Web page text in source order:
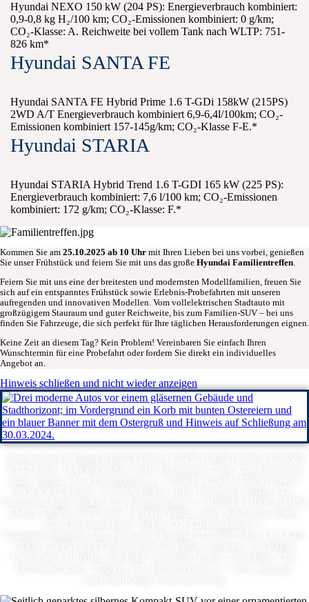
Hyundai NEXO 150 kW (204 PS): Energieverbrauch kombiniert:
0,9-0,8 kg H₂/100 km; CO₂-Emissionen kombiniert: 0 g/km;
CO₂-Klasse: A. Reichweite bei vollem Tank nach WLTP: 751-
826 km*
Hyundai SANTA FE
Hyundai SANTA FE Hybrid Prime 1.6 T-GDi 158kW (215PS)
2WD A/T Energieverbrauch kombiniert 6,9-6,4l/100km; CO₂-
Emissionen kombiniert 157-145g/km; CO₂-Klasse F-E.*
Hyundai STARIA
Hyundai STARIA Hybrid Trend 1.6 T-GDI 165 kW (225 PS):
Energieverbrauch kombiniert: 7,6 l/100 km; CO₂-Emissionen
kombiniert: 172 g/km; CO₂-Klasse: F.*
Kommen Sie am 25.10.2025 ab 10 Uhr mit Ihren Lieben bei uns vorbei, genießen
Sie unser Frühstück und feiern Sie mit uns das große Hyundai Familientreffen.
Feiern Sie mit uns eine der breitesten und modernsten Modellfamilien, freuen Sie
sich auf ein entspanntes Frühstück sowie Erlebnis-Probefahrten mit unseren
aufregenden und innovativen Modellen. Vom vollelektrischen Stadtauto mit
großzügigem Stauraum und guter Reichweite, bis zum Familien-SUV – bei uns
finden Sie Fahrzeuge, die sich perfekt für Ihre täglichen Herausforderungen eignen.
Keine Zeit an diesem Tag? Kein Problem! Vereinbaren Sie einfach Ihren
Wunschtermin für eine Probefahrt oder fordern Sie direkt ein individuelles
Angebot an.
Hinweis schließen und nicht wieder anzeigen